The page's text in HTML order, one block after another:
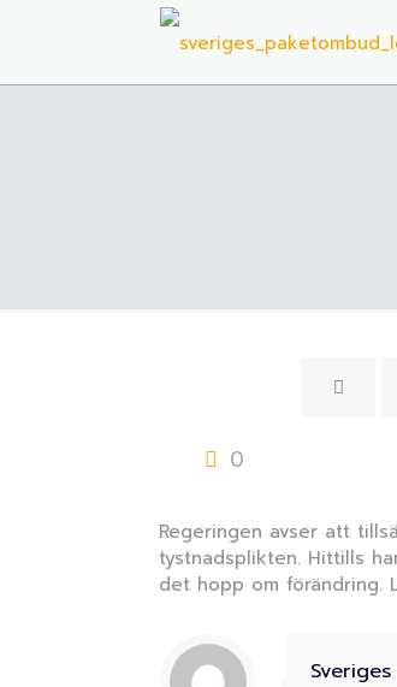
0
Regeringen avser att
tystnadsplikten. Hittills
det hopp om förändring.